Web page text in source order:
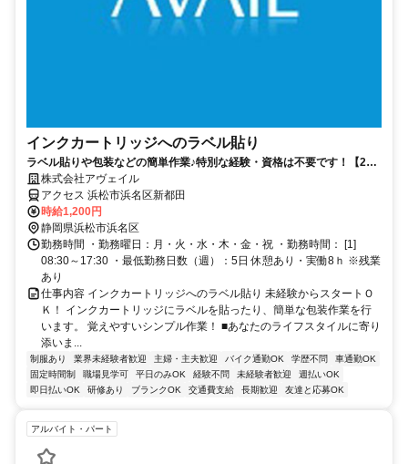
インクカートリッジへのラベル貼り
ラベル貼りや包装などの簡単作業♪特別な経験・資格は不要です！【20
代～50代の男女活躍中】
株式会社アヴェイル
アクセス 浜松市浜名区新都田
時給1,200円
静岡県浜松市浜名区
勤務時間 ・勤務曜日：月・火・水・木・金・祝 ・勤務時間： [1]
08:30～17:30 ・最低勤務日数（週）：5日 休憩あり・実働8ｈ ※残業
あり
仕事内容 インクカートリッジへのラベル貼り 未経験からスタートＯ
Ｋ！ インクカートリッジにラベルを貼ったり、簡単な包装作業を行
います。 覚えやすいシンプル作業！ ■あなたのライフスタイルに寄り
添いま...
制服あり 業界未経験者歓迎 主婦・主夫歓迎 バイク通勤OK 学歴不問
車通勤OK
固定時間制
職場見学可 平日のみOK 経験不問 未経験者歓迎
週払いOK
即日払いOK
研修あり ブランクOK 交通費支給 長期歓迎 友達と応募OK
アルバイト・パート